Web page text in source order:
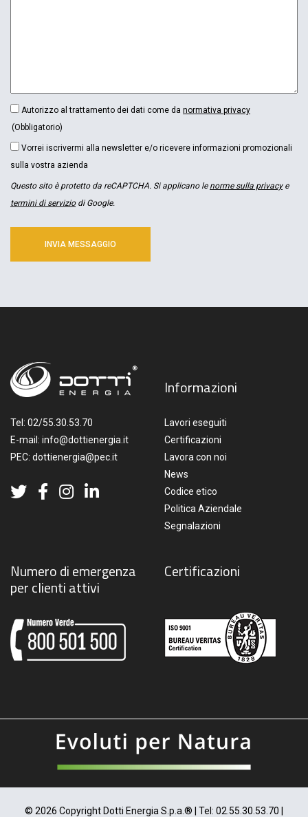
CONSENSO
(OBBLIGATORIO)
Autorizzo al trattamento dei dati come da normativa privacy
(Obbligatorio)
NEWSLETTER
Vorrei iscrivermi alla newsletter e/o ricevere informazioni promozionali
sulla vostra azienda
Questo sito è protetto da reCAPTCHA. Si applicano le norme sulla privacye
termini di serviziodi Google.
Tel: 02/55.30.53.70
E-mail: info@dottienergia.it
PEC: dottienergia@pec.it
Informazioni
Lavori eseguiti
Certificazioni
Lavora con noi
News
Codice etico
Politica Aziendale
Segnalazioni
Numero di emergenza
per clienti attivi
Certificazioni
© 2026 Copyright Dotti Energia S.p.a.® | Tel: 02.55.30.53.70 |